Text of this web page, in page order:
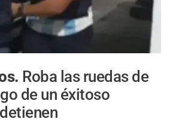
Roba las ruedas de
de un éxitoso